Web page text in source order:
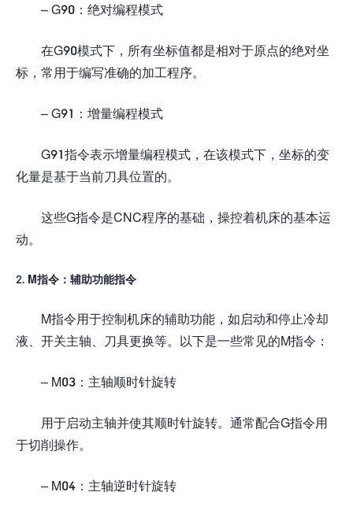
– G90：绝对编程模式
在G90模式下，所有坐标值都是相对于原点的绝对坐
标，常用于编写准确的加工程序。
– G91：增量编程模式
G91指令表示增量编程模式，在该模式下，坐标的变
化量是基于当前刀具位置的。
这些G指令是CNC程序的基础，操控着机床的基本运
动。
2. M指令：辅助功能指令
M指令用于控制机床的辅助功能，如启动和停止冷却
液、开关主轴、刀具更换等。以下是一些常见的M指令：
– M03：主轴顺时针旋转
用于启动主轴并使其顺时针旋转。通常配合G指令用
于切削操作。
– M04：主轴逆时针旋转